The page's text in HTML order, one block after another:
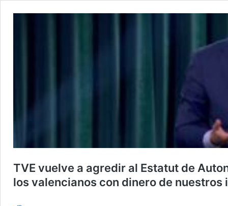
TVE vuelve a agredir al Estatut de
los valencianos con dinero de nuestros